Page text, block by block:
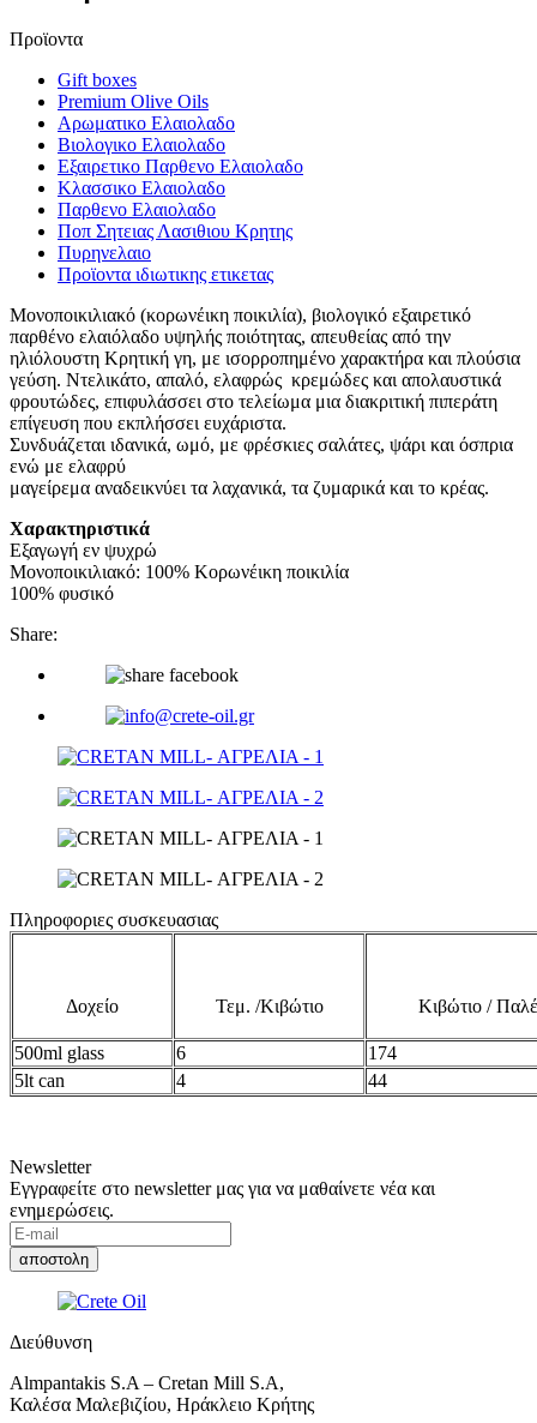
Προϊοντα
Gift boxes
Premium Olive Oils
Αρωματικο Ελαιολαδο
Βιολογικο Ελαιολαδο
Εξαιρετικο Παρθενο Ελαιολαδο
Κλασσικο Ελαιολαδο
Παρθενο Ελαιολαδο
Ποπ Σητειας Λασιθιου Κρητης
Πυρηνελαιο
Προϊοντα ιδιωτικης ετικετας
Μονοποικιλιακό (κορωνέικη ποικιλία), βιολογικό εξαιρετικό
παρθένο ελαιόλαδο υψηλής ποιότητας, απευθείας από την
ηλιόλουστη Κρητική γη, με ισορροπημένο χαρακτήρα και πλούσια
γεύση. Ντελικάτο, απαλό, ελαφρώς κρεμώδες και απολαυστικά
φρουτώδες, επιφυλάσσει στο τελείωμα μια διακριτική πιπεράτη
επίγευση που εκπλήσσει ευχάριστα.
Συνδυάζεται ιδανικά, ωμό, με φρέσκιες σαλάτες, ψάρι και όσπρια
ενώ με ελαφρύ
μαγείρεμα αναδεικνύει τα λαχανικά, τα ζυμαρικά και το κρέας.
Χαρακτηριστικά
Εξαγωγή εν ψυχρώ
Μονοποικιλιακό: 100% Κορωνέικη ποικιλία
100% φυσικό
Share:
Πληροφοριες συσκευασιας
Δοχείο Τεμ. /Κιβώτιο Κιβώτιο /
500ml glass 6
174
5lt can
4 44
Newsletter
Εγγραφείτε στο newsletter μας για να μαθαίνετε νέα και
ενημερώσεις.
Διεύθυνση
Almpantakis S.A – Cretan Mill S.A,
Καλέσα Μαλεβιζίου, Ηράκλειο Κρήτης